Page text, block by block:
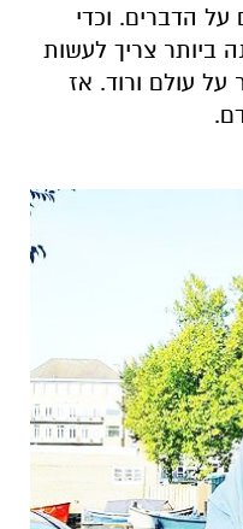
על הדברים. וכדי
ביותר צריך לעשות
עולם ורוד. אז